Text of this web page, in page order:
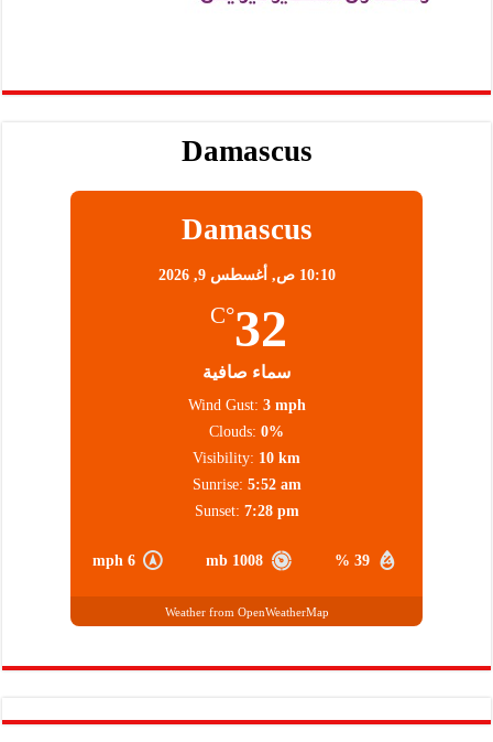
Damascus
Damascus
10:10 ص, أغسطس 9, 2026
32
°C
سماء صافية
39 %
1008 mb
6 mph
Wind Gust: 3 mph
Clouds: 0%
Visibility: 10 km
Sunrise: 5:52 am
Sunset: 7:28 pm
Weather from OpenWeatherMap